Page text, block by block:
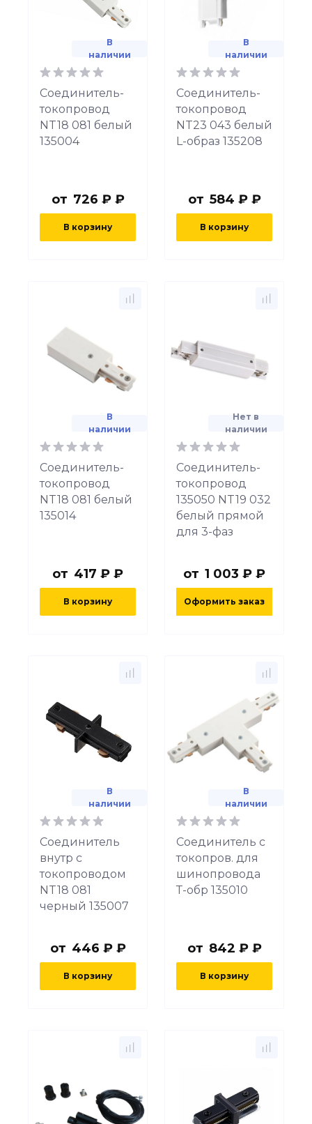
В
наличии
Соединитель-
токопровод
NT18 081 белый
135004
от 726 ₽ ₽
В корзину
В
наличии
Соединитель-
токопровод
NT23 043 белый
L-образ 135208
от 584 ₽ ₽
В корзину
В
наличии
Соединитель-
токопровод
NT18 081 белый
135014
от 417 ₽ ₽
В корзину
Нет в
наличии
Соединитель-
токопровод
135050 NT19 032
белый прямой
для 3-фаз
от 1 003 ₽ ₽
Оформить заказ
В
наличии
Соединитель
внутр с
токопроводом
NT18 081
черный 135007
от 446 ₽ ₽
В корзину
В
наличии
Соединитель с
токопров. для
шинопровода
Т-обр 135010
от 842 ₽ ₽
В корзину